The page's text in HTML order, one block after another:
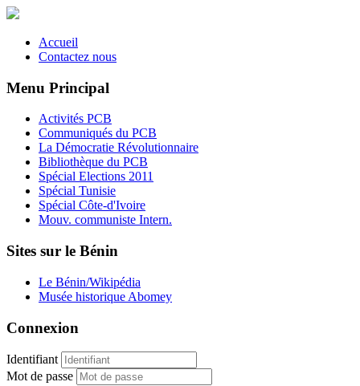
Accueil
Contactez nous
Menu Principal
Activités PCB
Communiqués du PCB
La Démocratie Révolutionnaire
Bibliothèque du PCB
Spécial Elections 2011
Spécial Tunisie
Spécial Côte-d'Ivoire
Mouv. communiste Intern.
Sites sur le Bénin
Le Bénin/Wikipédia
Musée historique Abomey
Connexion
Identifiant
Mot de passe